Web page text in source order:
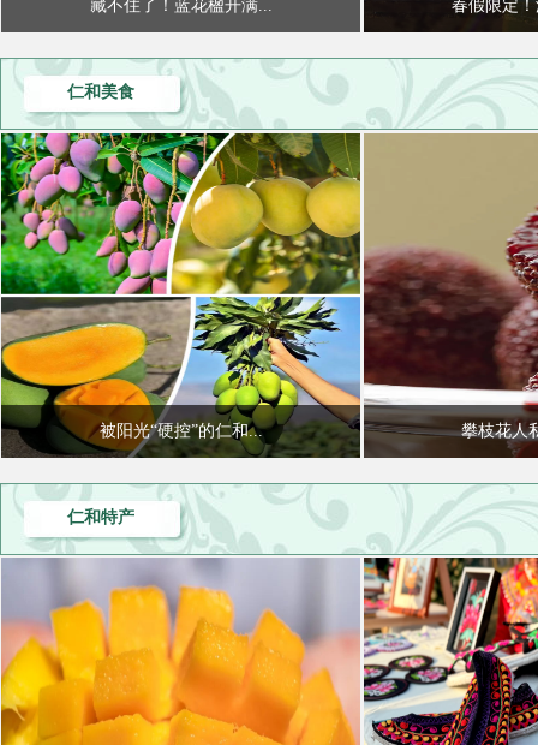
藏不住了！蓝花楹开满... 春假限定
仁和美食
被阳光“硬控”的仁和... 攀枝花人
仁和特产